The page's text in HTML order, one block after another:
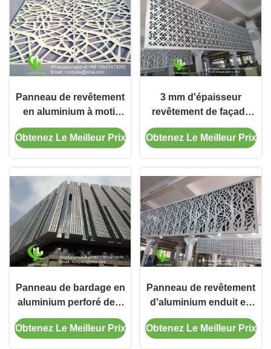
rideau mural
Panneau de revêtement
en aluminium à motif
creux de 3 mm avec
finition PVDF pour mur
Obtenez Le Meilleur Prix
3 mm d'épaisseur
revêtement de façade
en aluminium avec
peinture PVDF et motifs
aluminium massif
Obtenez Le Meilleur Prix
Panneau de bardage en
aluminium perforé de 2
mm avec finition PVDF
pour mur-rideau de
Obtenez Le Meilleur Prix
Panneau de revêtement
d'aluminium enduit en
poudre à motif creux de
3 mm pour façade et
Obtenez Le Meilleur Prix